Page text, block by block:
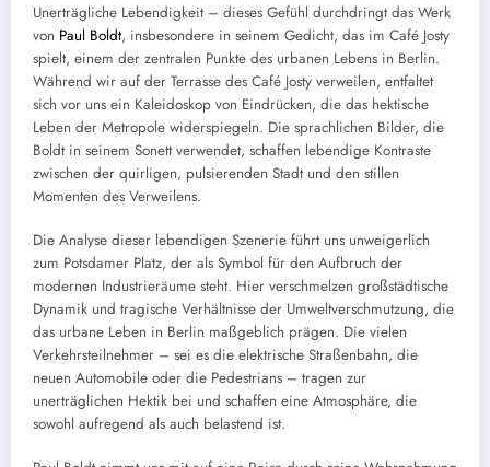
Unerträgliche Lebendigkeit – dieses Gefühl durchdringt das Werk
von Paul Boldt, insbesondere in seinem Gedicht, das im Café Josty
spielt, einem der zentralen Punkte des urbanen Lebens in Berlin.
Während wir auf der Terrasse des Café Josty verweilen, entfaltet
sich vor uns ein Kaleidoskop von Eindrücken, die das hektische
Leben der Metropole widerspiegeln. Die sprachlichen Bilder, die
Boldt in seinem Sonett verwendet, schaffen lebendige Kontraste
zwischen der quirligen, pulsierenden Stadt und den stillen
Momenten des Verweilens.
Die Analyse dieser lebendigen Szenerie führt uns unweigerlich
zum Potsdamer Platz, der als Symbol für den Aufbruch der
modernen Industrieräume steht. Hier verschmelzen großstädtische
Dynamik und tragische Verhältnisse der Umweltverschmutzung, die
das urbane Leben in Berlin maßgeblich prägen. Die vielen
Verkehrsteilnehmer – sei es die elektrische Straßenbahn, die
neuen Automobile oder die Pedestrians – tragen zur
unerträglichen Hektik bei und schaffen eine Atmosphäre, die
sowohl aufregend als auch belastend ist.